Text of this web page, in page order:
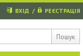
Пошук
ВХІД / РЕЄСТРАЦІЯ